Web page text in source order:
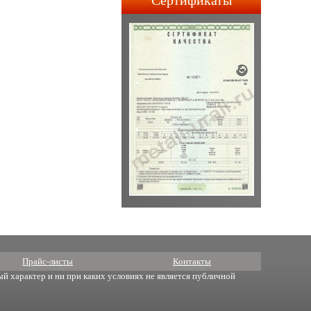
строительства АПЛ 4-го и
5-го поколений.
Прайс-листы Контакты
характер и ни при каких условиях не является публичной